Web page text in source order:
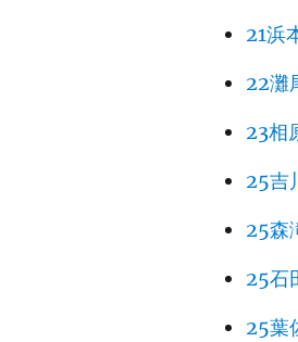
21浜
22灘
23相
25吉
25森
25石
25葉